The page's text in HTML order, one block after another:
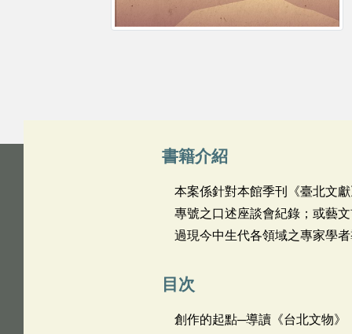
書籍介紹
本案係針對本館季刊《臺北文
專號之口述座談會紀錄；或藝
過現今中生代各領域之專家學
目次
創作的起點─導讀《台北文物》